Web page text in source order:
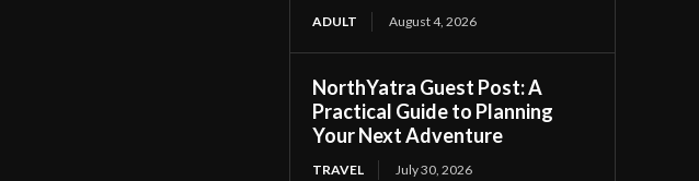
ADULT August 4, 2026
NorthYatra Guest Post: A
Practical Guide to Planning
Your Next Adventure
TRAVEL July 30, 2026